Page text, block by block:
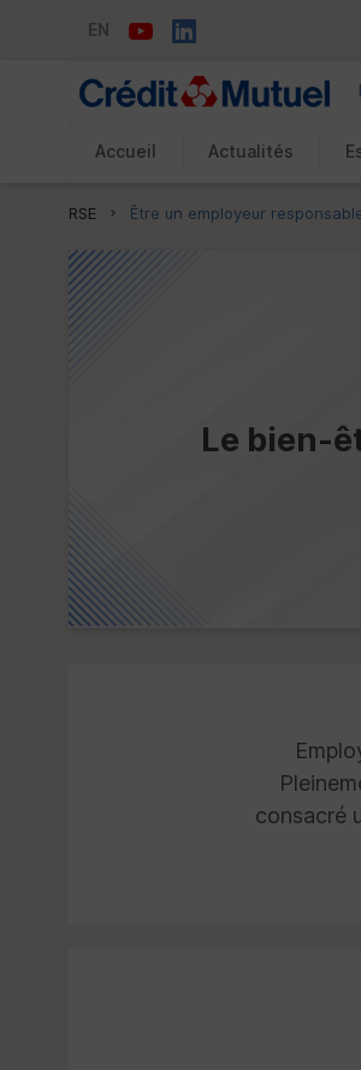
EN
Accueil Actualités
Vous êtes ici:
RSE Être un employeur
Le bien-
consacré